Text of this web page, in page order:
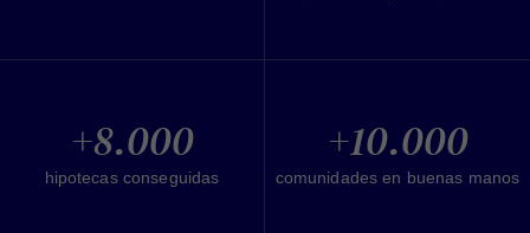
+8.000
hipotecas conseguidas
+10.000
comunidades en buenas manos